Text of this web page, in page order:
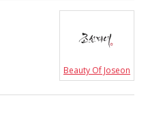
Beauty Of Joseon